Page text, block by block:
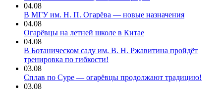
04.08
В МГУ им. Н. П. Огарёва — новые назначения
04.08
Огарёвцы на летней школе в Китае
04.08
В Ботаническом саду им. В. Н. Ржавитина пройдёт
тренировка по гибкости!
03.08
Сплав по Суре — огарёвцы продолжают традицию!
03.08